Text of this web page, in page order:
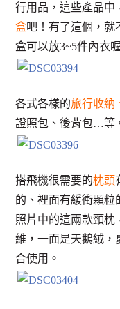
行用品，這些產品中
盒吧！有了這個，就
盒可以放3~5件內衣
各式各樣的旅行收納
證照包、後背包…等
搭飛機很需要的枕頭
的、裡面有緩衝顆粒
照片中的這兩款頸枕
維，一面是天鵝絨，
合使用。